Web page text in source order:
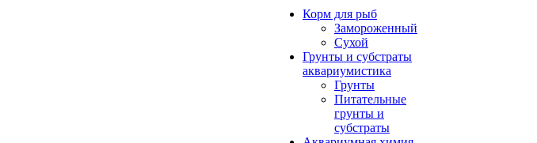
Корм для рыб
Замороженный
Сухой
Грунты и субстраты
аквариумистика
Грунты
Питательные
грунты и
субстраты